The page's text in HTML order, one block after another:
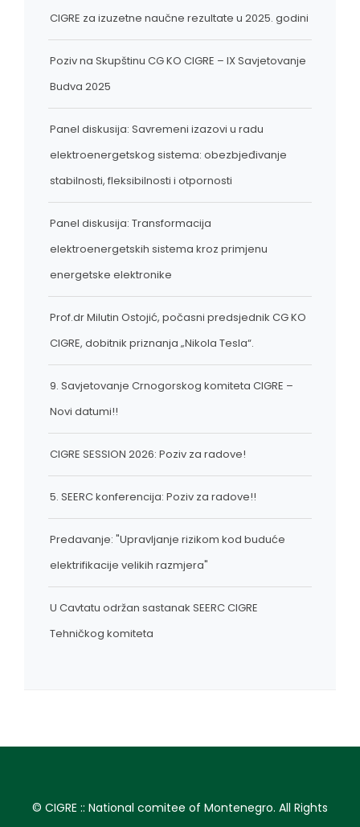
CIGRE za izuzetne naučne rezultate u 2025. godini
Poziv na Skupštinu CG KO CIGRE – IX Savjetovanje
Budva 2025
Panel diskusija: Savremeni izazovi u radu
elektroenergetskog sistema: obezbjeđivanje
stabilnosti, fleksibilnosti i otpornosti
Panel diskusija: Transformacija
elektroenergetskih sistema kroz primjenu
energetske elektronike
Prof.dr Milutin Ostojić, počasni predsjednik CG KO
CIGRE, dobitnik priznanja „Nikola Tesla“.
9. Savjetovanje Crnogorskog komiteta CIGRE –
Novi datumi!!
CIGRE SESSION 2026: Poziv za radove!
5. SEERC konferencija: Poziv za radove!!
Predavanje: "Upravljanje rizikom kod buduće
elektrifikacije velikih razmjera"
U Cavtatu održan sastanak SEERC CIGRE
Tehničkog komiteta
© CIGRE :: National comitee of Montenegro. All Rights